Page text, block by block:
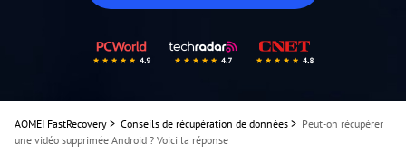
AOMEI FastRecovery > Conseils de récupération de données > Peut-on récupérer
une vidéo supprimée Android ? Voici la réponse